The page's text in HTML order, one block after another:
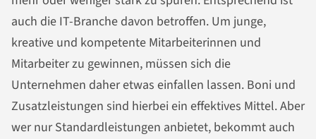
auch die IT-Branche davon betroffen. Um junge,
kreative und kompetente Mitarbeiterinnen und
Mitarbeiter zu gewinnen, müssen sich die
Unternehmen daher etwas einfallen lassen. Boni und
Zusatzleistungen sind hierbei ein effektives Mittel. Aber
wer nur Standardleistungen anbietet, bekommt auch